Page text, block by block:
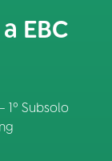
EBC
1º Subsolo